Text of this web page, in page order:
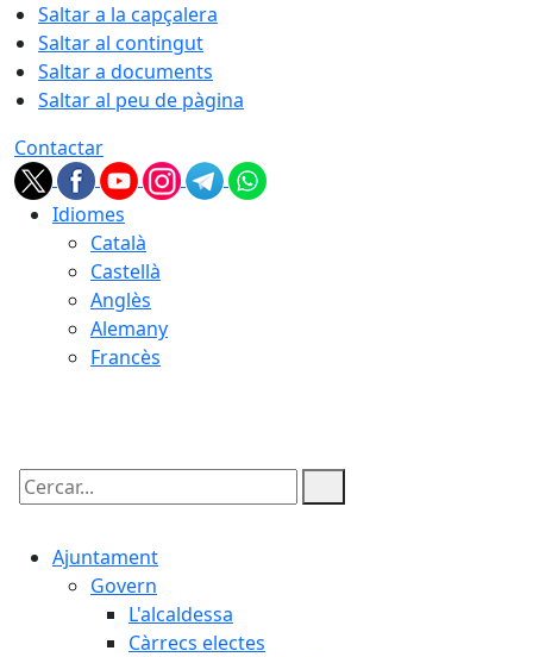
Saltar a la capçalera
Saltar al contingut
Saltar a documents
Saltar al peu de pàgina
Contactar
Idiomes
Català
Castellà
Anglès
Alemany
Francès
Cercar:
Ajuntament
Govern
L'alcaldessa
Càrrecs electes